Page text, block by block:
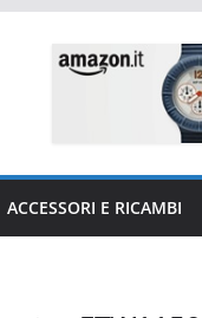
ACCESSORI E RICAMBI